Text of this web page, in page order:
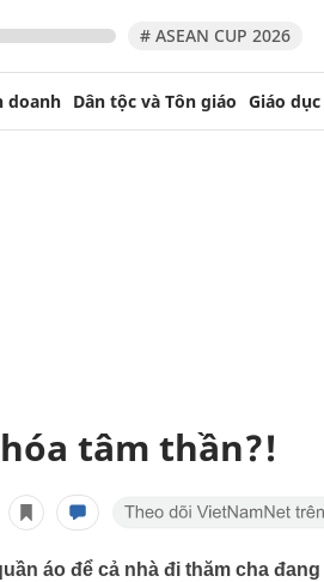
# ASEAN CUP 2026
doanh Dân tộc và Tôn giáo Giáo dục
tâm thần?!
áo để cả nhà đi thăm cha